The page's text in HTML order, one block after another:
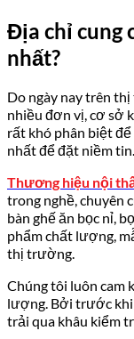
Địa chỉ cung
nhất?
Do ngày nay trên
nhiều đơn vị, cơ sở
rất khó phân biệt
nhất để đặt niềm tin.
Thương hiệu nội
trong nghề, chuyên
bàn ghế ăn bọc nỉ,
phẩm chất lượng,
thị trường.
Chúng tôi luôn cam
lượng. Bởi trước
trải qua khâu kiểm